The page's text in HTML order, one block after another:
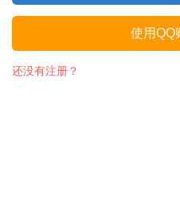
使用QQ
还没有注册？